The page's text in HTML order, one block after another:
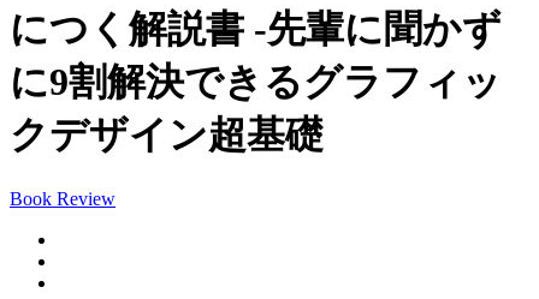
につく解説書 -先輩に聞かず
に9割解決できるグラフィッ
クデザイン超基礎
Book Review